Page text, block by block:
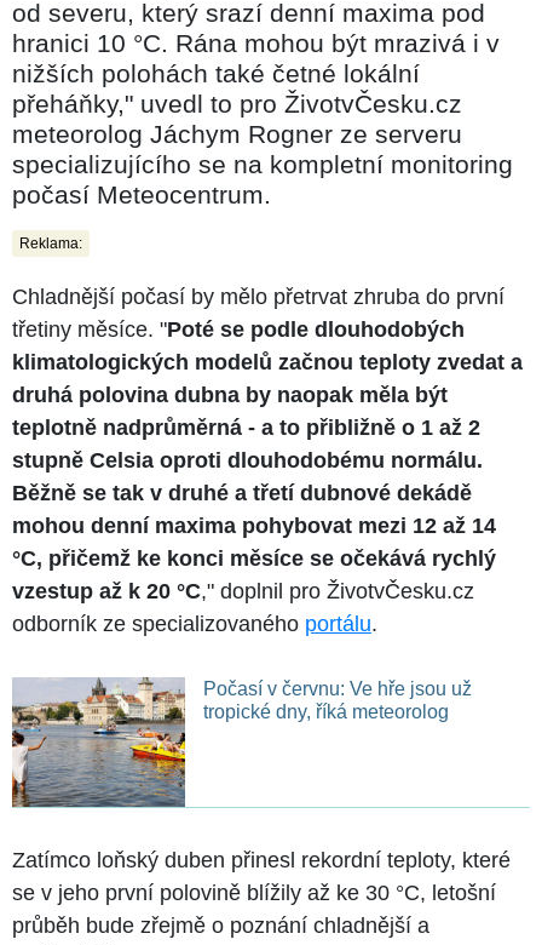
od severu, který srazí denní maxima pod
hranici 10 °C. Rána mohou být mrazivá i v
nižších polohách také četné lokální
přeháňky," uvedl to pro ŽivotvČesku.cz
meteorolog Jáchym Rogner ze serveru
specializujícího se na kompletní monitoring
počasí Meteocentrum.
Reklama:
Chladnější počasí by mělo přetrvat zhruba do první
třetiny měsíce. "Poté se podle dlouhodobých
klimatologických modelů začnou teploty zvedat a
druhá polovina dubna by naopak měla být
teplotně nadprůměrná - a to přibližně o 1 až 2
stupně Celsia oproti dlouhodobému normálu.
Běžně se tak v druhé a třetí dubnové dekádě
mohou denní maxima pohybovat mezi 12 až 14
°C, přičemž ke konci měsíce se očekává rychlý
vzestup až k 20 °C," doplnil pro ŽivotvČesku.cz
odborník ze specializovaného portálu.
Počasí v červnu: Ve hře jsou už
tropické dny, říká meteorolog
Zatímco loňský duben přinesl rekordní teploty, které
se v jeho první polovině blížily až ke 30 °C, letošní
průběh bude zřejmě o poznání chladnější a